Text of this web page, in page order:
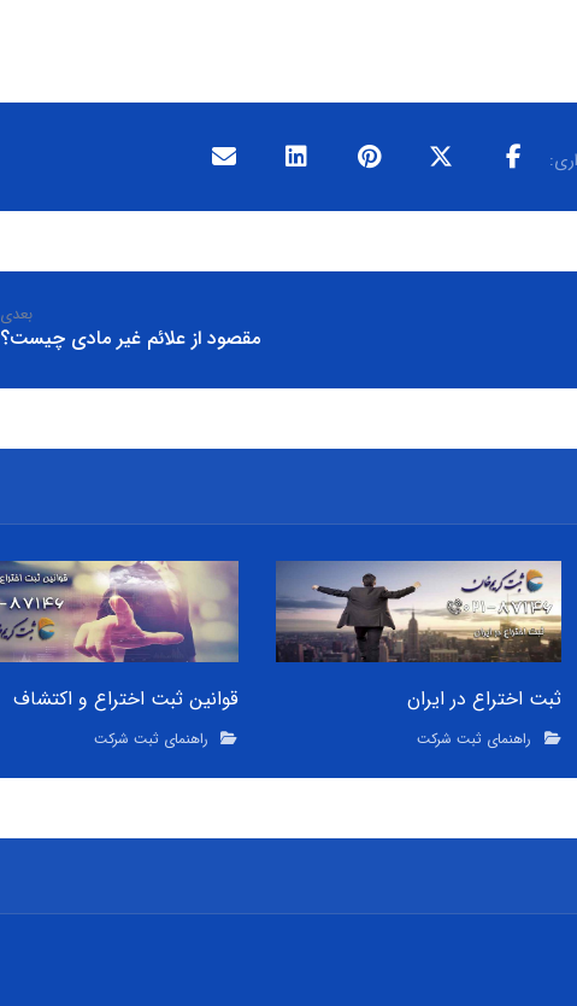
بعدی
مقصود از علائم غیر مادی چیست؟
ثبت اختراع در ایران
راهنمای ثبت شرکت
قوانین ثبت اختراع و اکتشاف
راهنمای ثبت شرکت